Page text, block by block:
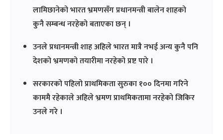
लामिछानेको भारत भ्रमणसँग प्रधानमन्त्री बालेन शाहको
कुनै सम्बन्ध नरहेको बताएका छन् ।
उनले प्रधानमन्त्री शाह अहिले भारत मात्रै नभई अन्य कुनै पनि
देशको भ्रमणको तयारीमा नरहेको प्रष्ट पारे ।
सरकारको पहिलो प्राथमिकता सुरुका १०० दिनमा गरिने
काममै रहेकाले अहिले भ्रमण प्राथमिकतामा नरहेको जिकिर
उनले गरे ।